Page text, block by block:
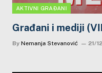
AKTIVNI GRAĐANI
Građani i mediji
By Nemanja Stevanović 21/